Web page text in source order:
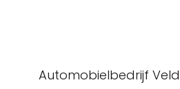
Automobielbedrijf